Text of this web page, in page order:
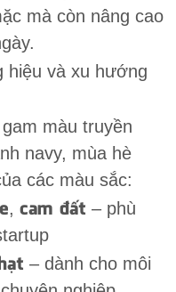
mà còn nâng cao
hiệu và xu hướng
màu truyền
navy, mùa hè
các màu sắc:
, cam đất – phù
– dành cho môi